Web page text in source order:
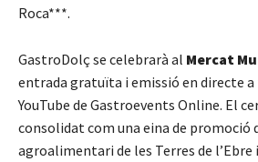
Roca***.
GastroDolç se celebrarà al Mercat
entrada gratuïta i emissió en directe a
YouTube de Gastroevents Online. El
consolidat com una eina de promoció
agroalimentari de les Terres de